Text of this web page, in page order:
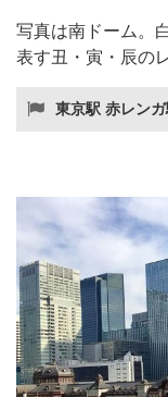
写真は南ドーム。
表す丑・寅・辰の
東京駅 赤レン